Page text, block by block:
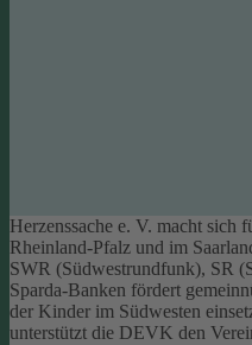
Herzenssache e. V. macht
Rheinland-Pfalz und im
SWR (Südwestrundfunk), SR
Sparda-Banken fördert
der Kinder im Südwesten
unterstützt die DEVK den